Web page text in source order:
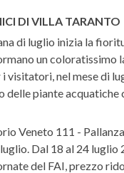
DI VILLA TARANTO
di luglio inizia la
un coloratissimo
i visitatori, nel mese di
delle piante acquatiche
Veneto 111 -
Dal 18 al 24 luglio
del FAI, prezzo